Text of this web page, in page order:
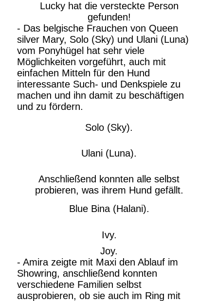
Lucky hat die versteckte Person
gefunden!
- Das belgische Frauchen von Queen
silver Mary, Solo (Sky) und Ulani (Luna)
vom Ponyhügel hat sehr viele
Möglichkeiten vorgeführt, auch mit
einfachen Mitteln für den Hund
interessante Such- und Denkspiele zu
machen und ihn damit zu beschäftigen
und zu fördern.
Solo (Sky).
Ulani (Luna).
Anschließend konnten alle selbst
probieren, was ihrem Hund gefällt.
Blue Bina (Halani).
Ivy.
Joy.
- Amira zeigte mit Maxi den Ablauf im
Showring, anschließend konnten
verschiedene Familien selbst
ausprobieren, ob sie auch im Ring mit